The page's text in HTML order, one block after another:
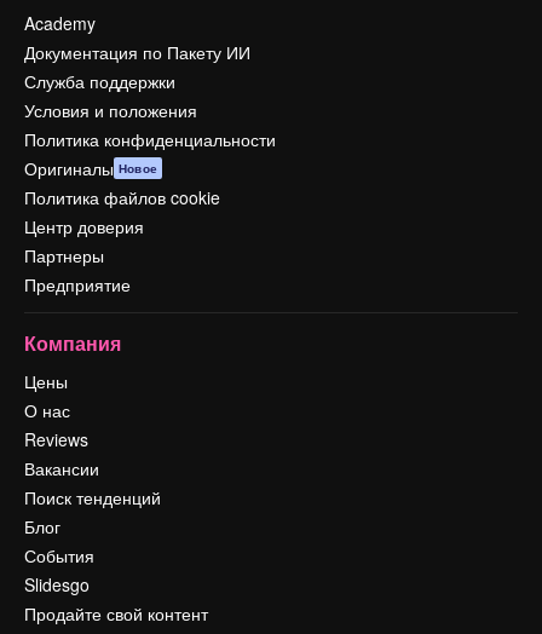
Academy
Документация по Пакету ИИ
Служба поддержки
Условия и положения
Политика конфиденциальности
Оригиналы Новое
Политика файлов cookie
Центр доверия
Партнеры
Предприятие
Компания
Цены
О нас
Reviews
Вакансии
Поиск тенденций
Блог
События
Slidesgo
Продайте свой контент